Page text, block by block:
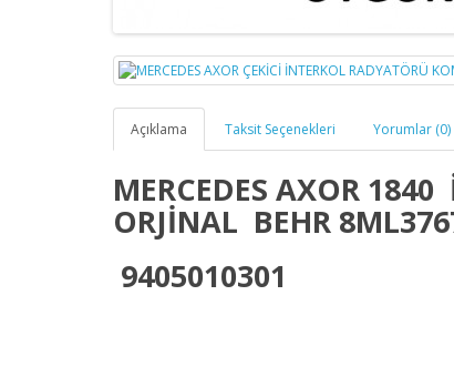
Açıklama Taksit Seçenekleri Yorumlar (0)
MERCEDES AXOR
ORJİNAL BEHR
9405010301